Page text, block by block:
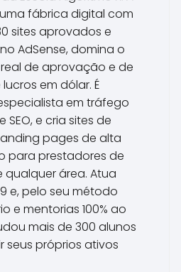
fábrica digital com
sites aprovados e
AdSense, domina o
de aprovação e de
em dólar. É
em tráfego
SEO, e cria sites de
pages de alta
para prestadores de
qualquer área. Atua
e, pelo seu método
e mentorias 100% ao
mais de 300 alunos
seus próprios ativos